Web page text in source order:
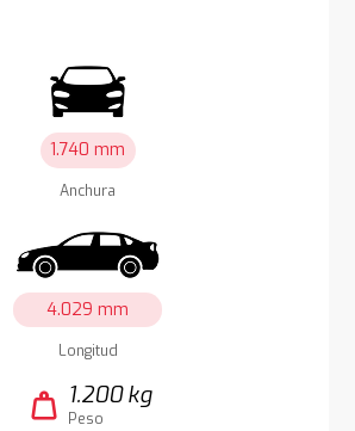
1.740 mm
Anchura
4.029 mm
Longitud
weight 1.200 kg
Peso